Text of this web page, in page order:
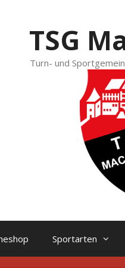
TSG
Turn- und
Sportarten